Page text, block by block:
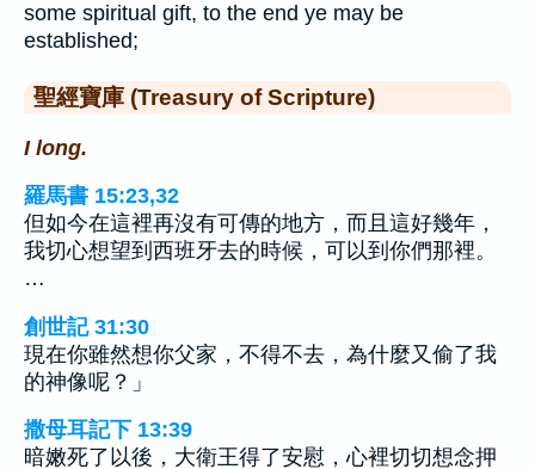
some spiritual gift, to the end ye may be
established;
聖經寶庫 (Treasury of Scripture)
I long.
羅馬書 15:23,32
但如今在這裡再沒有可傳的地方，而且這好幾年，
我切心想望到西班牙去的時候，可以到你們那裡。
…
創世記 31:30
現在你雖然想你父家，不得不去，為什麼又偷了我
的神像呢？」
撒母耳記下 13:39
暗嫩死了以後，大衛王得了安慰，心裡切切想念押